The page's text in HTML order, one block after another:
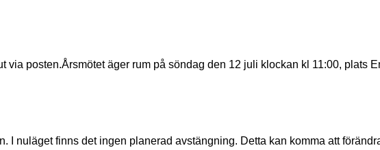
via posten.Årsmötet äger rum på söndag den 12 juli klockan kl 11:00, plats